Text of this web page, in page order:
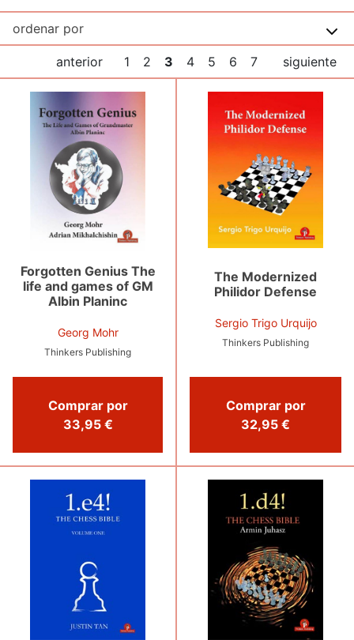
anterior 1 2 3 4 5 6 7 siguiente
Forgotten Genius The
life and games of GM
Albin Planinc
Georg Mohr
Thinkers Publishing
Comprar por
33,95 €
The Modernized
Philidor Defense
Sergio Trigo Urquijo
Thinkers Publishing
Comprar por
32,95 €